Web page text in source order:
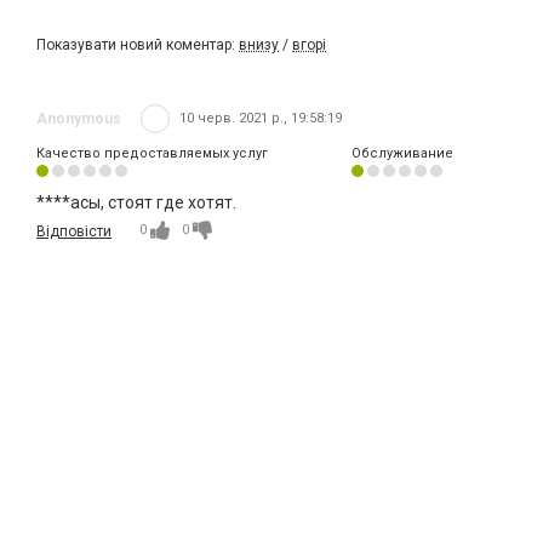
Показувати новий коментар: внизу / вгорі
Anonymous 10 черв. 2021 р., 19:58:19
Качество предоставляемых услуг Обслуживание
****асы, стоят где хотят.
Відповісти 0 0